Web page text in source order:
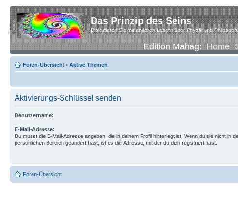
Das Prinzip des Seins
Diskutieren Sie mit anderen Lesern über Physik und
Edition Mahag:Home
Foren-Übersicht • Aktive Themen
Aktivierungs-Schlüssel senden
Benutzername:
E-Mail-Adresse:
Du musst die E-Mail-Adresse angeben, die in deinem Profil hinterlegt ist. Wenn du sie nicht in
persönlichen Bereich geändert hast, ist es die Adresse, mit der du dich registriert hast.
Foren-Übersicht